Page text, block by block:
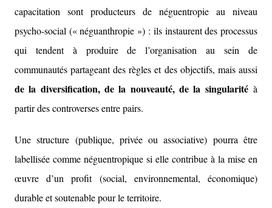
capacitation sont producteurs de néguentropie au niveau
psycho-social (« néguanthropie ») : ils instaurent des processus
qui tendent à produire de l’organisation au sein de
communautés partageant des règles et des objectifs, mais aussi
de la diversification, de la nouveauté, de la singularitéà
partir des controverses entre pairs.
Une structure (publique, privée ou associative) pourra être
labellisée comme néguentropique si elle contribue à la mise en
œuvre d’un profit (social, environnemental, économique)
durable et soutenable pour le territoire.